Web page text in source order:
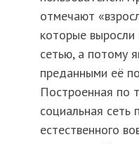
отмечают
которые выросли
сетью, а потому
преданными её
Построенная по
социальная сеть
естественного